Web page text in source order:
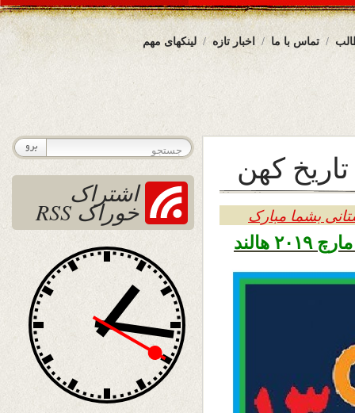
لینکهای مهم اخبار تازه تماس با ما
کهن
بشما مبارک
اشتراک
خوراک RSS